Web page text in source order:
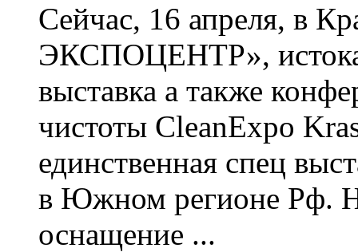
Сейчас, 16 апреля, в
ЭКСПОЦЕНТР», истока
выставка а также
чистоты CleanExpo
единственная спец
в Южном регионе Рф.
оснащение ...